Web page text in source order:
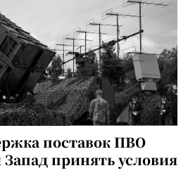
поставок ПВО
принять условия